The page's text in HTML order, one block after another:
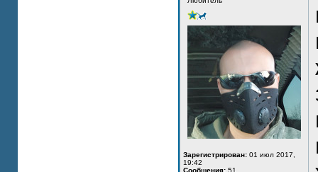
Зарегистрирован: 01 июл 2017,
19:42
Сообщения: 51